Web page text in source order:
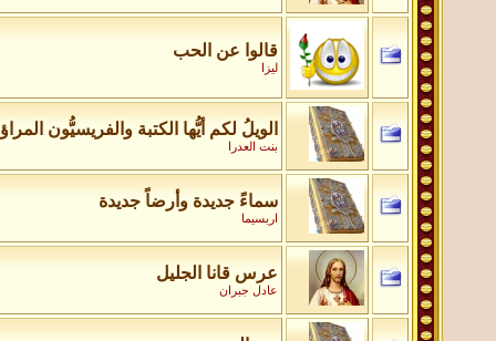
قالوا عن الحب
ليزا
الويلُ لكم أيُّها الكتبة والفريسيُّون
بنت العدرا
سماءً جديدة وأرضاً جديدة
اربسيما
عرس قانا الجليل
عادل جبران